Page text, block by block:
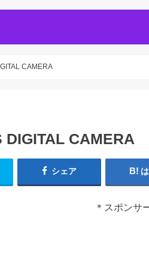
CAMERA
DIGITAL CAMERA
シェア
＊スポンサ